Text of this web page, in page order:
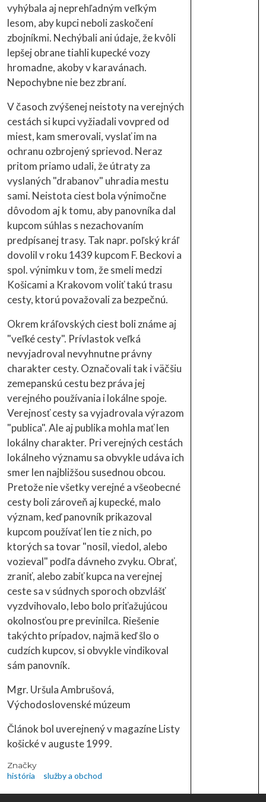
vyhýbala aj neprehľadným veľkým
lesom, aby kupci neboli zaskočení
zbojníkmi. Nechýbali ani údaje, že kvôli
lepšej obrane tiahli kupecké vozy
hromadne, akoby v karavánach.
Nepochybne nie bez zbraní.
V časoch zvýšenej neistoty na verejných
cestách si kupci vyžiadali vovpred od
miest, kam smerovali, vyslať im na
ochranu ozbrojený sprievod. Neraz
pritom priamo udali, že útraty za
vyslaných "drabanov" uhradia mestu
sami. Neistota ciest bola výnimočne
dôvodom aj k tomu, aby panovníka dal
kupcom súhlas s nezachovaním
predpísanej trasy. Tak napr. poľský kráľ
dovolil v roku 1439 kupcom F. Beckovi a
spol. výnimku v tom, že smeli medzi
Košicami a Krakovom voliť takú trasu
cesty, ktorú považovali za bezpečnú.
Okrem kráľovských ciest boli známe aj
"veľké cesty". Prívlastok veľká
nevyjadroval nevyhnutne právny
charakter cesty. Označovali tak i väčšiu
zemepanskú cestu bez práva jej
verejného používania i lokálne spoje.
Verejnosť cesty sa vyjadrovala výrazom
"publica". Ale aj publika mohla mať len
lokálny charakter. Pri verejných cestách
lokálneho významu sa obvykle udáva ich
smer len najbližšou susednou obcou.
Pretože nie všetky verejné a všeobecné
cesty boli zároveň aj kupecké, malo
význam, keď panovník prikazoval
kupcom používať len tie z nich, po
ktorých sa tovar "nosil, viedol, alebo
vozieval" podľa dávneho zvyku. Obrať,
zraniť, alebo zabiť kupca na verejnej
ceste sa v súdnych sporoch obzvlášť
vyzdvihovalo, lebo bolo priťažujúcou
okolnosťou pre previnilca. Riešenie
takýchto prípadov, najmä keď šlo o
cudzích kupcov, si obvykle vindikoval
sám panovník.
Mgr. Uršula Ambrušová,
Východoslovenské múzeum
Článok bol uverejnený v magazíne Listy
košické v auguste 1999.
Značky
história služby a obchod